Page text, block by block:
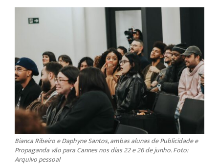
Bianca Ribeiro e Daphyne Santos, ambas alunas de Publicidade e
Propaganda vão para Cannes nos dias 22 e 26 de junho. Foto:
Arquivo pessoal